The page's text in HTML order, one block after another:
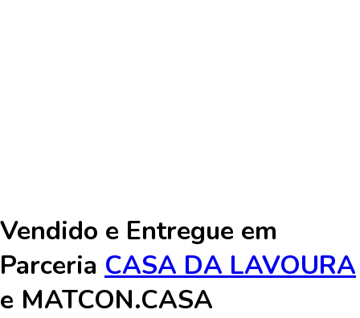
Vendido e Entregue em
Parceria CASA DA LAVOURA
e MATCON.CASA